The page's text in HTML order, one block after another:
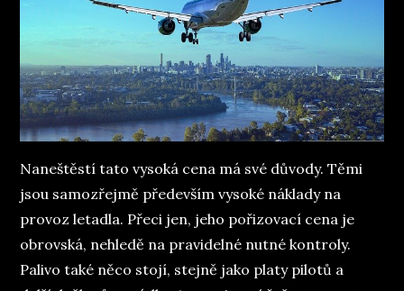
Naneštěstí tato vysoká cena má své důvody. Těmi
jsou samozřejmě především vysoké náklady na
provoz letadla. Přeci jen, jeho pořizovací cena je
obrovská, nehledě na pravidelné nutné kontroly.
Palivo také něco stojí, stejně jako platy pilotů a